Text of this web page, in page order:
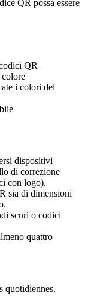
QR possa essere
QR
i colori del
dispositivi
di correzione
con logo).
sia di dimensioni
scuri o codici
quattro
quotidiennes.